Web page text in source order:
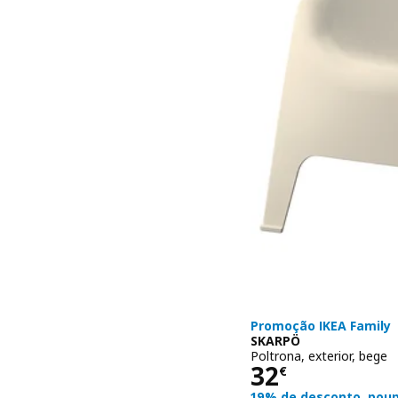
Promoção IKEA Family
SKARPÖ
Poltrona, exterior, bege
32€
Preço 32€